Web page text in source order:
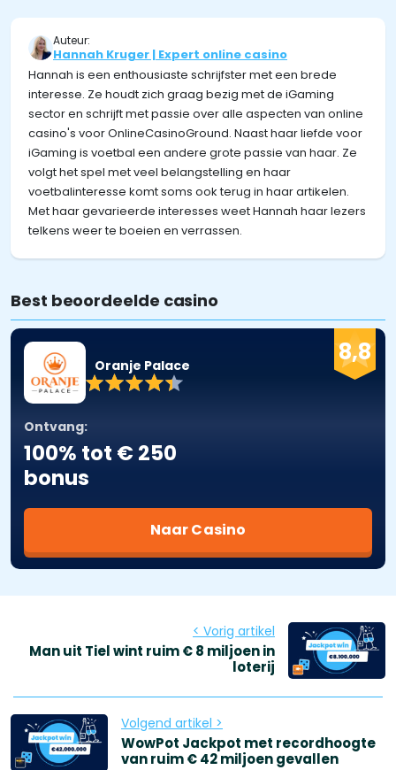
Auteur:
Hannah Kruger | Expert online casino
Hannah is een enthousiaste schrijfster met een brede
interesse. Ze houdt zich graag bezig met de iGaming
sector en schrijft met passie over alle aspecten van online
casino's voor OnlineCasinoGround. Naast haar liefde voor
iGaming is voetbal een andere grote passie van haar. Ze
volgt het spel met veel belangstelling en haar
voetbalinteresse komt soms ook terug in haar artikelen.
Met haar gevarieerde interesses weet Hannah haar lezers
telkens weer te boeien en verrassen.
Best beoordeelde casino
8,8
Oranje Palace
Ontvang:
100% tot € 250
bonus
Naar Casino
< Vorig artikel
Man uit Tiel wint ruim € 8 miljoen in
loterij
Volgend artikel >
WowPot Jackpot met recordhoogte
van ruim € 42 miljoen gevallen